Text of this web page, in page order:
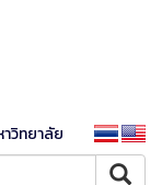
วิทยาลัย